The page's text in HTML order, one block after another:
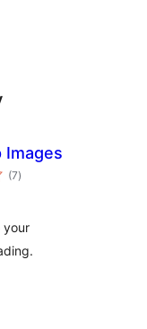
Images
(7مجموعی
درجہ
)
your